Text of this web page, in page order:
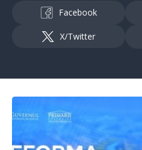
Facebook
X/Twitter